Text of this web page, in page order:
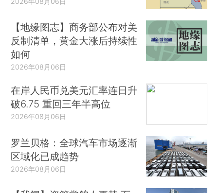
【地缘图志】商务部公布对美
反制清单，黄金大涨后持续性
如何
2026年08月06日
在岸人民币兑美元汇率连日升
破6.75 重回三年半高位
2026年08月06日
罗兰贝格：全球汽车市场逐渐
区域化已成趋势
2026年08月06日